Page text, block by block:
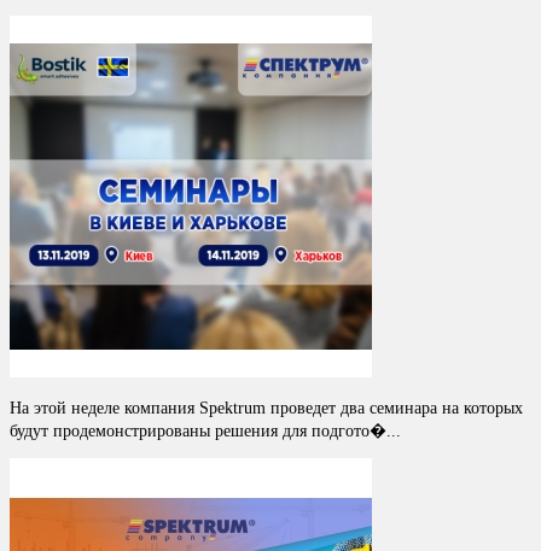
На этой неделе компания Spektrum проведет два семинара на которых
будут продемонстрированы решения для подгото�...